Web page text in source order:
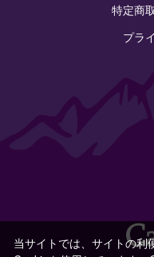
特定商
プラ
当サイトでは、サイトの利